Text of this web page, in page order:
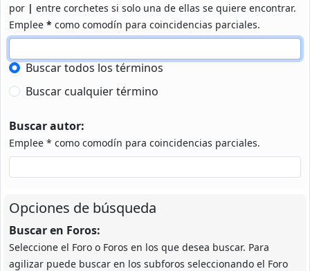
por | entre corchetes si solo una de ellas se quiere encontrar.
Emplee * como comodín para coincidencias parciales.
Buscar todos los términos
Buscar cualquier término
Buscar autor:
Emplee * como comodín para coincidencias parciales.
Opciones de búsqueda
Buscar en Foros:
Seleccione el Foro o Foros en los que desea buscar. Para
agilizar puede buscar en los subforos seleccionando el Foro